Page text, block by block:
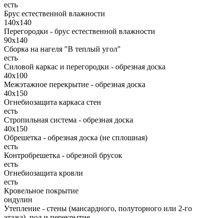
есть
Брус естественной влажности
140х140
Перегородки - брус естественной влажности
90х140
Сборка на нагеля "В теплый угол"
есть
Силовой каркас и перегородки - обрезная доска
40х100
Межэтажное перекрытие - обрезная доска
40х150
Огнебиозащита каркаса стен
есть
Стропильная система - обрезная доска
40х150
Обрешетка - обрезная доска (не сплошная)
есть
Контробрешетка - обрезной брусок
есть
Огнебиозащита кровли
есть
Кровельное покрытие
ондулин
Утепление - стены (мансардного, полуторного или 2-го